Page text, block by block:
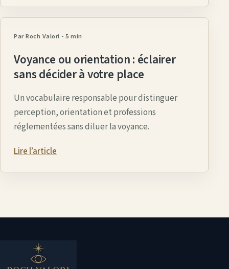
Par Roch Valori -5 min
Voyance ou orientation : éclairer
sans décider à votre place
Un vocabulaire responsable pour distinguer
perception, orientation et professions
réglementées sans diluer la voyance.
Lire l’article